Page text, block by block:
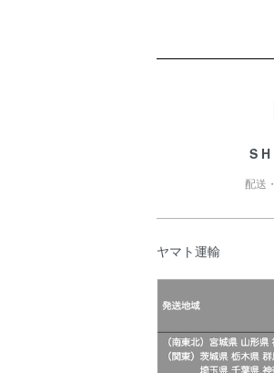
配送
ヤマト運輸